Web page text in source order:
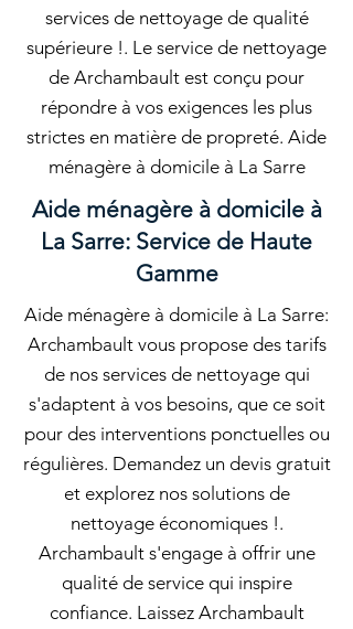
services de nettoyage de qualité
supérieure !. Le service de nettoyage
de Archambault est conçu pour
répondre à vos exigences les plus
strictes en matière de propreté. Aide
ménagère à domicile à La Sarre
Aide ménagère à domicile à
La Sarre: Service de Haute
Gamme
Aide ménagère à domicile à La Sarre:
Archambault vous propose des tarifs
de nos services de nettoyage qui
s'adaptent à vos besoins, que ce soit
pour des interventions ponctuelles ou
régulières. Demandez un devis gratuit
et explorez nos solutions de
nettoyage économiques !.
Archambault s'engage à offrir une
qualité de service qui inspire
confiance. Laissez Archambault